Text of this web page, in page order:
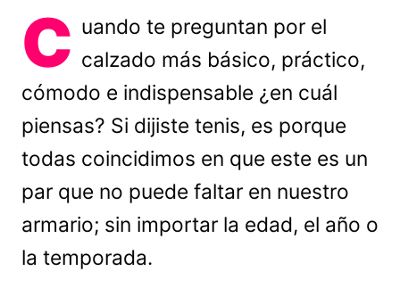
C uando te preguntan por el
calzado más básico, práctico,
cómodo e indispensable ¿en cuál
piensas? Si dijiste tenis, es porque
todas coincidimos en que este es un
par que no puede faltar en nuestro
armario; sin importar la edad, el año o
la temporada.